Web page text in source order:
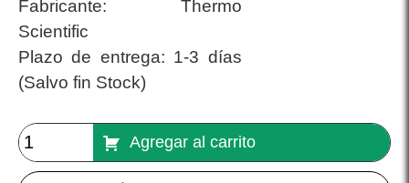
Fabricante: Thermo
Scientific
Plazo de entrega: 1-3 días
(Salvo fin Stock)
Agregar al carrito